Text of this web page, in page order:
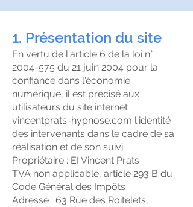
1. Présentation du site
En vertu de l'article 6 de la loi n°
2004-575 du 21 juin 2004 pour la
confiance dans l'économie
numérique, il est précisé aux
utilisateurs du site internet
vincentprats-hypnose.com l'identité
des intervenants dans le cadre de sa
réalisation et de son suivi.
Propriétaire : EI Vincent Prats
TVA non applicable, article 293 B du
Code Général des Impôts
Adresse : 63 Rue des Roitelets,